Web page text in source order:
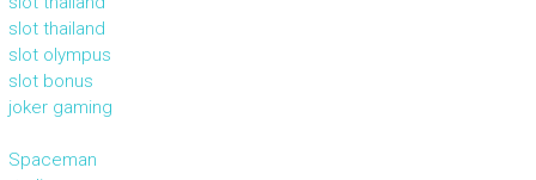
slot thailand
slot olympus
slot bonus
joker gaming
Spaceman